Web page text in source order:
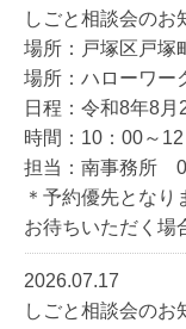
しごと相談会のお
場所：戸塚区戸塚
場所：ハローワー
日程：令和8年8月
時間：10：00～
担当：南事務所
＊予約優先となり
お待ちいただく場
2026.07.17
しごと相談会のお